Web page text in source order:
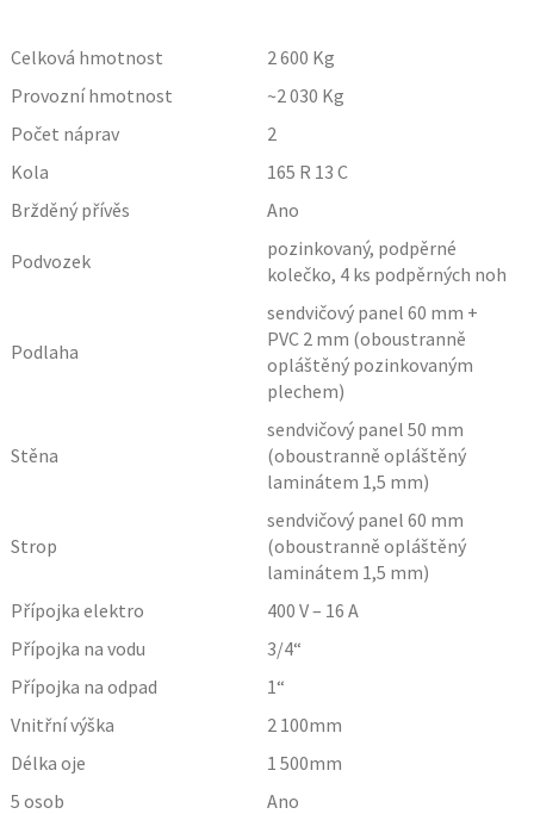
Celková hmotnost 2 600 Kg
Provozní hmotnost
~2 030 Kg
Počet náprav
2
Kola
165 R 13 C
Bržděný přívěs
Ano
Podvozek
pozinkovaný, podpěrné
kolečko, 4 ks podpěrných noh
Podlaha
sendvičový panel 60 mm +
PVC 2 mm (oboustranně
opláštěný pozinkovaným
plechem)
Stěna
sendvičový panel 50 mm
(oboustranně opláštěný
laminátem 1,5 mm)
Strop
sendvičový panel 60 mm
(oboustranně opláštěný
laminátem 1,5 mm)
Přípojka elektro
400 V – 16 A
Přípojka na vodu
3/4“
Přípojka na odpad
1“
Vnitřní výška
2 100mm
Délka oje
1 500mm
5 osob
Ano